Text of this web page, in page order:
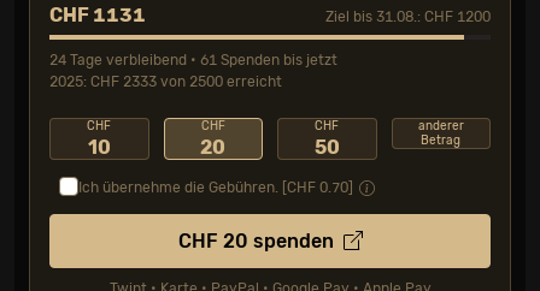
CHF 1131 Ziel bis 31.08.: CHF 1200
24 Tage verbleibend • 61 Spenden bis jetzt
2025: CHF 2333 von 2500 erreicht
CHF
10
CHF
20
CHF
50
anderer
Betrag
Ich übernehme die Gebühren. [CHF 0.70
CHF 20 spenden